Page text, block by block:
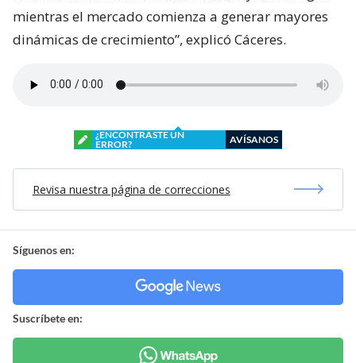
mientras el mercado comienza a generar mayores
dinámicas de crecimiento”, explicó Cáceres.
¿ENCONTRASTE UN
ERROR?
AVÍSANOS
Revisa nuestra página de correcciones
Síguenos en:
Suscríbete en: